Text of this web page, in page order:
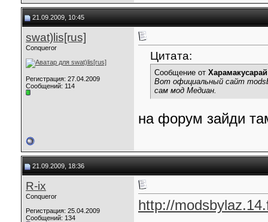
21.09.2009, 10:45
swat)lis[rus]
Conqueror
Регистрация: 27.04.2009
Сообщений: 114
Цитата:
Сообщение от Харамакусарай
Вот официальный сайт
сам мод Медиан.
на форум зайди
21.09.2009, 18:36
R-ix
Conqueror
Регистрация: 25.04.2009
Сообщений: 134
http://